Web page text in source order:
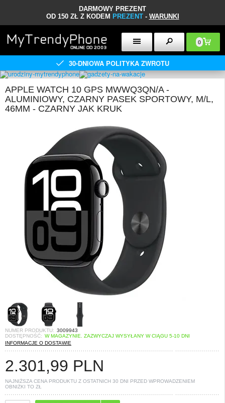
DARMOWY PREZENT
OD 150 ZŁ Z KODEM PREZENT- WARUNKI
0
30-DNIOWA POLITYKA ZWROTU
APPLE WATCH 10 GPS MWWQ3QN/A -
ALUMINIOWY, CZARNY PASEK SPORTOWY, M/L,
46MM - CZARNY JAK KRUK
NUMER PRODUKTU: 3009943
DOSTĘPNOŚĆ: W MAGAZYNIE. ZAZWYCZAJ WYSYŁANY W CIĄGU 5-10 DNI
INFORMACJE O DOSTAWIE
2.301,99 PLN
NAJNIŻSZA CENA PRODUKTU Z OSTATNICH 30 DNI PRZED WPROWADZENIEM
OBNIŻKI TO ZŁ